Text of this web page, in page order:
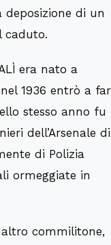
di un
caduto.
era nato a
1936 entrò a far
stesso anno fu
dell’Arsenale di
di Polizia
ormeggiate in
commilitone,